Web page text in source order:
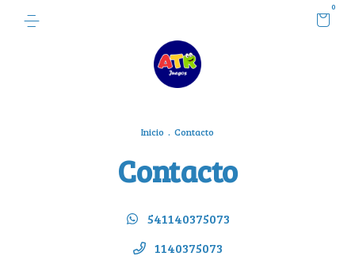
0
Inicio . Contacto
Contacto
541140375073
1140375073